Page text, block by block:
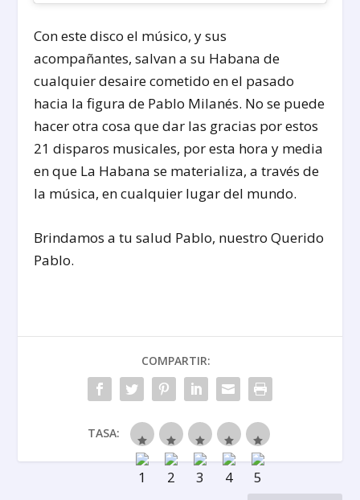
Con este disco el músico, y sus
acompañantes, salvan a su Habana de
cualquier desaire cometido en el pasado
hacia la figura de Pablo Milanés. No se puede
hacer otra cosa que dar las gracias por estos
21 disparos musicales, por esta hora y media
en que La Habana se materializa, a través de
la música, en cualquier lugar del mundo.
Brindamos a tu salud Pablo, nuestro Querido
Pablo.
COMPARTIR:
TASA: